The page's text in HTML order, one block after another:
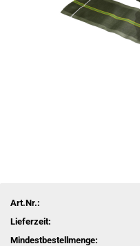
Art.Nr.:
Lieferzeit:
Mindestbestellmenge: